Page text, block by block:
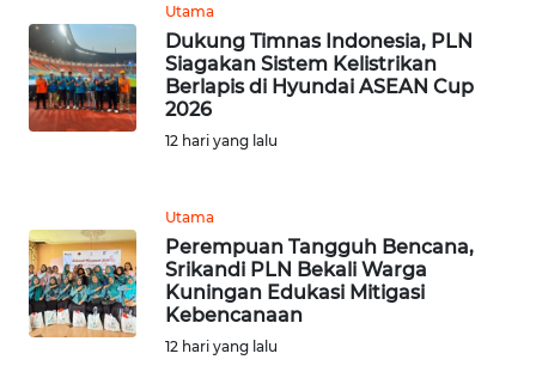
Utama
Dukung Timnas Indonesia, PLN
Siagakan Sistem Kelistrikan
Berlapis di Hyundai ASEAN Cup
2026
12 hari yang lalu
Utama
Perempuan Tangguh Bencana,
Srikandi PLN Bekali Warga
Kuningan Edukasi Mitigasi
Kebencanaan
12 hari yang lalu
NUSANTARA
WN
JOGJA
WN
BALI